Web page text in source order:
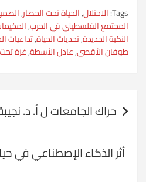
Tags: الاحتلال,الحياة تحت الحصار,
المجتمع الفلسطيني في الحرب,
النكبة الجديدة,تحديات الحياة,تداعيات
طوفان الأقصى,عادل الأسطة,غزة تحت
المقالات
حراك الجامعات ل أ. د.
أثر الذكاء الإصطناعي في